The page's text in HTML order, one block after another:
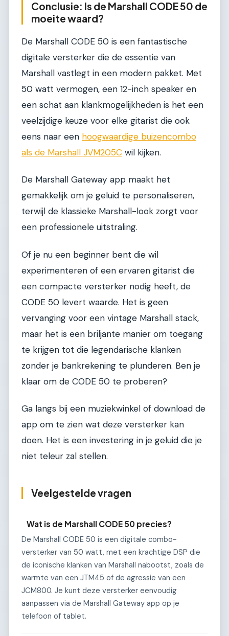
Conclusie: Is de Marshall CODE 50 de
moeite waard?
De Marshall CODE 50 is een fantastische
digitale versterker die de essentie van
Marshall vastlegt in een modern pakket. Met
50 watt vermogen, een 12-inch speaker en
een schat aan klankmogelijkheden is het een
veelzijdige keuze voor elke gitarist die ook
eens naar een hoogwaardige buizencombo
als de Marshall JVM205C wil kijken.
De Marshall Gateway app maakt het
gemakkelijk om je geluid te personaliseren,
terwijl de klassieke Marshall-look zorgt voor
een professionele uitstraling.
Of je nu een beginner bent die wil
experimenteren of een ervaren gitarist die
een compacte versterker nodig heeft, de
CODE 50 levert waarde. Het is geen
vervanging voor een vintage Marshall stack,
maar het is een briljante manier om toegang
te krijgen tot die legendarische klanken
zonder je bankrekening te plunderen. Ben je
klaar om de CODE 50 te proberen?
Ga langs bij een muziekwinkel of download de
app om te zien wat deze versterker kan
doen. Het is een investering in je geluid die je
niet teleur zal stellen.
Veelgestelde vragen
Wat is de Marshall CODE 50 precies?
De Marshall CODE 50 is een digitale combo-
versterker van 50 watt, met een krachtige DSP die
de iconische klanken van Marshall nabootst, zoals de
warmte van een JTM45 of de agressie van een
JCM800. Je kunt deze versterker eenvoudig
aanpassen via de Marshall Gateway app op je
telefoon of tablet.